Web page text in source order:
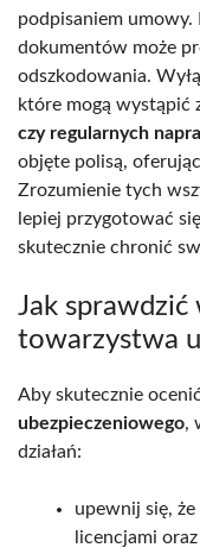
podpisaniem umowy.
dokumentów może
odszkodowania.
które mogą wystąpić
czy regularnych
objęte polisą,
Zrozumienie tych
lepiej przygotować
skutecznie chronić
Jak sprawdzić
towarzystwa
Aby skutecznie ocenić
ubezpieczeniowego,
działań:
upewnij się,
licencjami